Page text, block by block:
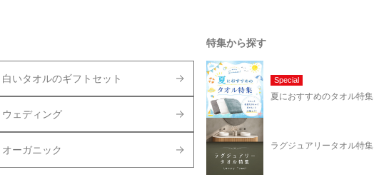
白いタオルのギフトセット
ウェディング
オーガニック
特集から探す
Special
夏におすすめのタオル特集
ラグジュアリータオル特集